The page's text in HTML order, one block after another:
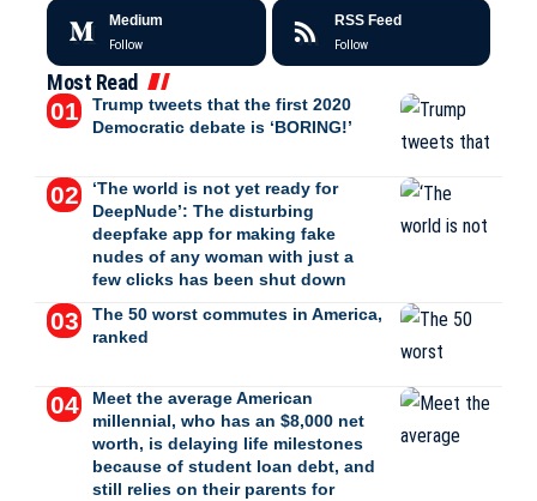
Medium
Follow
RSS Feed
Follow
Most Read
Trump tweets that the first 2020
Democratic debate is ‘BORING!’
‘The world is not yet ready for
DeepNude’: The disturbing
deepfake app for making fake
nudes of any woman with just a
few clicks has been shut down
The 50 worst commutes in America,
ranked
Meet the average American
millennial, who has an $8,000 net
worth, is delaying life milestones
because of student loan debt, and
still relies on their parents for